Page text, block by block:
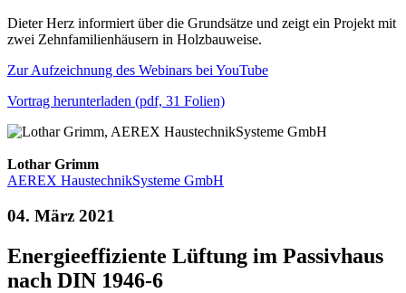
Dieter Herz informiert über die Grundsätze und zeigt ein Projekt mit
zwei Zehnfamilienhäusern in Holzbauweise.
Zur Aufzeichnung des Webinars bei YouTube
Vortrag herunterladen (pdf, 31 Folien)
Lothar Grimm
AEREX HaustechnikSysteme GmbH
04. März 2021
Energieeffiziente Lüftung im Passivhaus
nach DIN 1946-6